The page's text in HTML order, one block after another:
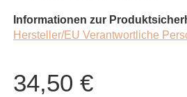
Informationen zur
Hersteller/EU Verantwortliche
34,50 €